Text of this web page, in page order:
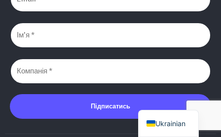
Підписатись
Ukrainian